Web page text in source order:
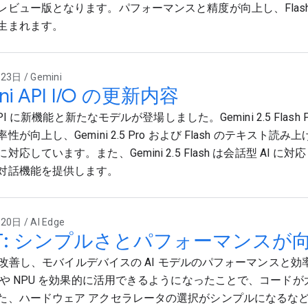
ビュー版となります。パフォーマンスと精度が向上し、
まれます。
日 / Gemini
API I/O の更新内容
に新機能と新たなモデルが登場しました。Gemini 2.5 Flash
性が向上し、Gemini 2.5 Pro および Flash のテキスト読み上
対応しています。また、Gemini 2.5 Flash は会話型 AI に対
話機能を提供します。
日 / AI Edge
シンプルさとパフォーマンスが
善し、モバイルデバイスの AI モデルのパフォーマンスと効
NPU を効果的に活用できるようになったことで、コード
、ハードウェア アクセラレータの選択がシンプルになるな